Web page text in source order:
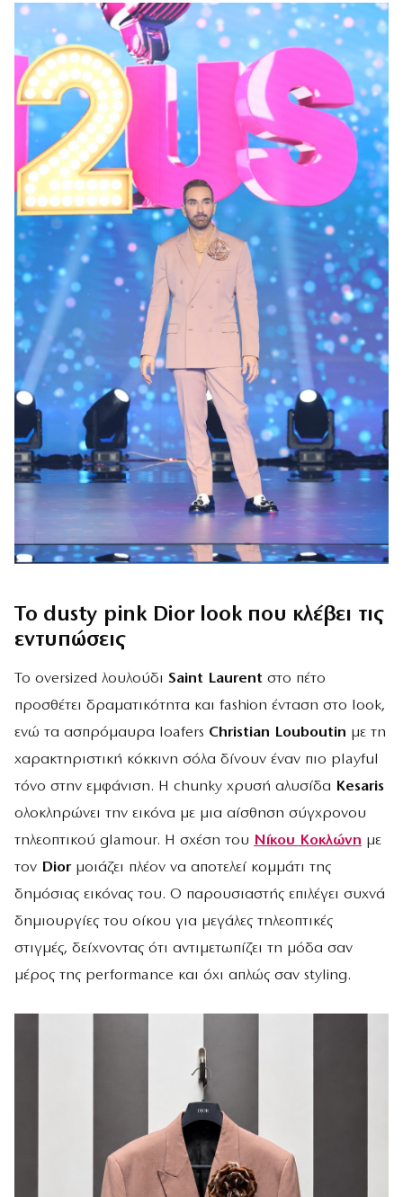
Το dusty pink Dior look που κλέβει τις
εντυπώσεις
Το oversized λουλούδι Saint Laurent στο πέτο
προσθέτει δραματικότητα και fashion ένταση στο look,
ενώ τα ασπρόμαυρα loafers Christian Louboutin με τη
χαρακτηριστική κόκκινη σόλα δίνουν έναν πιο playful
τόνο στην εμφάνιση. Η chunky χρυσή αλυσίδα Kesaris
ολοκληρώνει την εικόνα με μια αίσθηση σύγχρονου
τηλεοπτικού glamour. Η σχέση του Νίκου Κοκλώνη με
τον Diorμοιάζει πλέον να αποτελεί κομμάτι της
δημόσιας εικόνας του. Ο παρουσιαστής επιλέγει συχνά
δημιουργίες του οίκου για μεγάλες τηλεοπτικές
στιγμές, δείχνοντας ότι αντιμετωπίζει τη μόδα σαν
μέρος της performance και όχι απλώς σαν styling.